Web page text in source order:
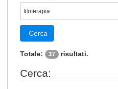
Cerca
Totale: 37 risultati.
Cerca: